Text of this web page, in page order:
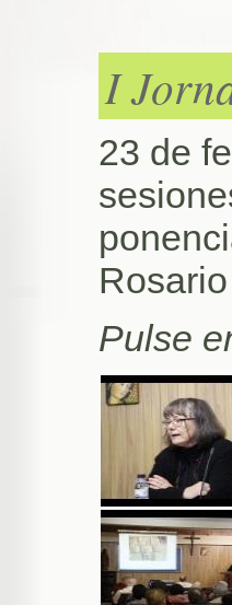
I
23 de
Pulse